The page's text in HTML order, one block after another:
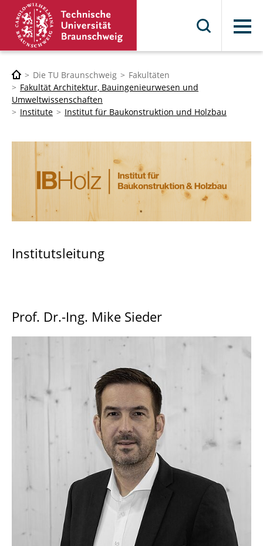
Menü
Die TU Braunschweig
Fakultäten
Fakultät Architektur, Bauingenieurwesen und
Umweltwissenschaften
Institute
Institut für Baukonstruktion und Holzbau
Institutsleitung
Prof. Dr.-Ing. Mike Sieder